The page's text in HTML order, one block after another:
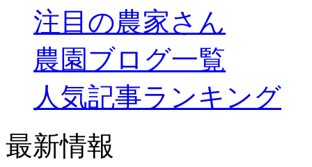
注目の農家さん
農園ブログ一覧
人気記事ランキング
最新情報